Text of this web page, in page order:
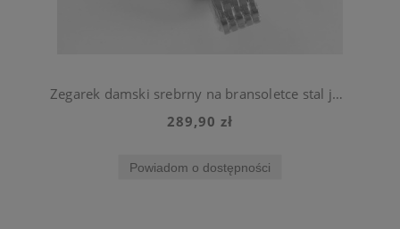
Zegarek damski srebrny na bransoletce stal jubilerska
289,90 zł
Powiadom o dostępności